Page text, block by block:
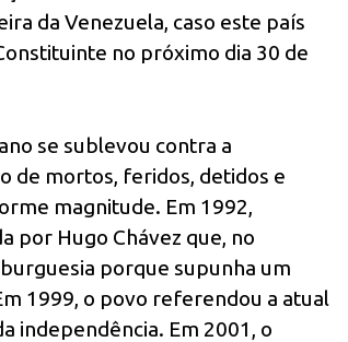
da Venezuela, caso este país
no próximo dia 30 de
se sublevou contra a
de mortos, feridos, detidos e
magnitude. Em 1992,
por Hugo Chávez que, no
porque supunha um
1999, o povo referendou a atual
independência. Em 2001, o